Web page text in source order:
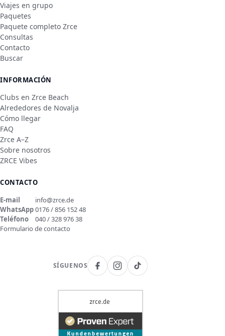
Viajes en grupo
Paquetes
Paquete completo Zrce
Consultas
Contacto
Buscar
INFORMACIÓN
Clubs en Zrce Beach
Alrededores de Novalja
Cómo llegar
FAQ
Zrce A–Z
Sobre nosotros
ZRCE Vibes
CONTACTO
E-mail
info@zrce.de
WhatsApp0176 / 856 152 48
Teléfono
040 / 328 976 38
Formulario de contacto
SÍGUENOS